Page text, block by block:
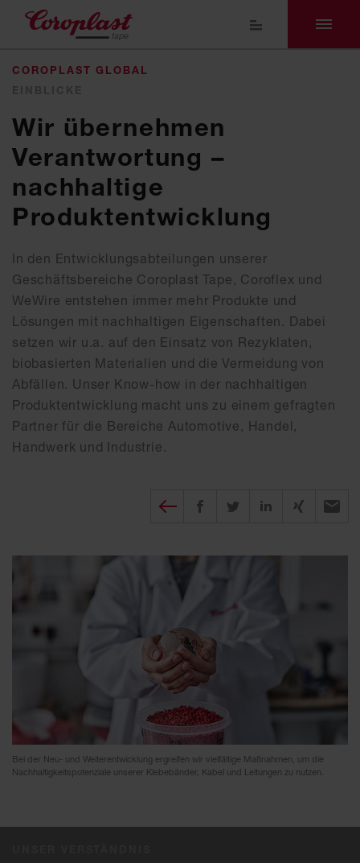
COROPLAST GLOBAL
Wir übernehmen
Verantwortung –
nachhaltige
Produktentwicklung
In den Entwicklungsabteilungen unserer
Geschäftsbereiche Coroplast Tape, Coroflex und
WeWire entstehen immer mehr Produkte und
Lösungen mit nachhaltigen Eigenschaften. Dabei
setzen wir u.a. auf den Einsatz von Rezyklaten,
biobasierten Materialien und die Vermeidung von
Abfällen. Unser Know-how in der nachhaltigen
Produktentwicklung macht uns zu einem gefragten
Partner für die Bereiche Automotive, Handel,
Handwerk und Industrie.
Diesen Beitrag teilen
auf Facebook teilen
auf twitter teilenauf XING
per
Bei der Neu- und Weiterentwicklung ergreifen wir vielfältige Maßnahmen, um die
Nachhaltigkeitspotenziale unserer Klebebänder, Kabel und Leitungen zu nutzen.